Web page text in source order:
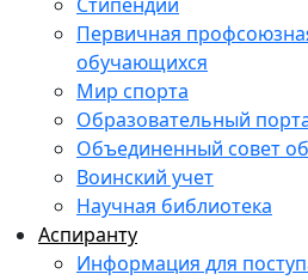
Первичная
обучающихся
Мир спорта
Образовательный
Объединенный совет
Воинский учет
Научная библиотека
Аспиранту
Информация для